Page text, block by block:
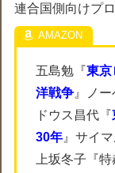
連合国側向けプ
五島勉『東京
洋戦争 』ノ
ドウス昌代『
30年 』サイ
上坂冬子『